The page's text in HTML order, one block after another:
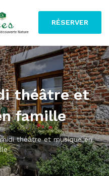
RÉSERVER
théâtre et
famille
théâtre et musique en